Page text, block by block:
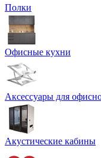
Полки
Офисные кухни
Аксессуары для
Акустические кабины